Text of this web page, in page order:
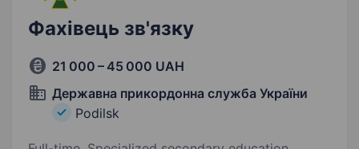
Фахівець зв'язку
21 000 – 45 000 UAH
Державна прикордонна служба України
Podilsk